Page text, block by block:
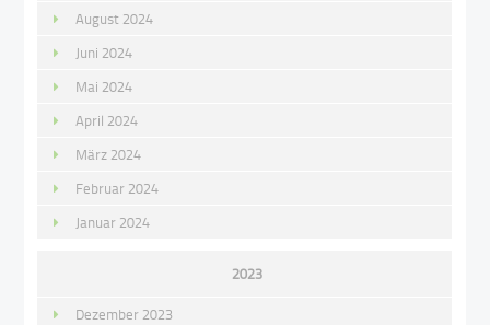
August 2024
Juni 2024
Mai 2024
April 2024
März 2024
Februar 2024
Januar 2024
2023
Dezember 2023